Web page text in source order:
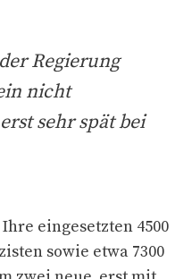
Regierung
nicht
sehr spät bei
eingesetzten 4500
sowie etwa 7300